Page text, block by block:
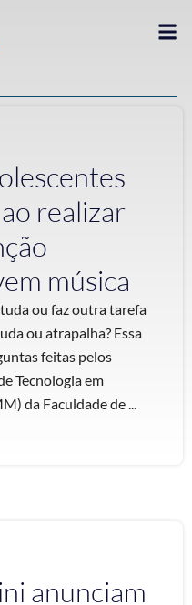
realizar
música
ou faz outra tarefa
ou atrapalha? Essa
feitas pelos
Tecnologia em
da Faculdade de ...
anunciam